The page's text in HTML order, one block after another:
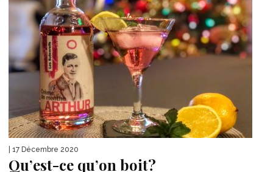
| 17 Décembre 2020
Qu’est-ce qu’on boit?